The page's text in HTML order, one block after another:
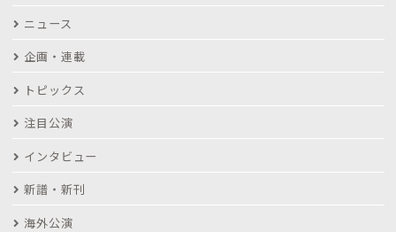
ニュース
企画・連載
トピックス
注目公演
インタビュー
新譜・新刊
海外公演